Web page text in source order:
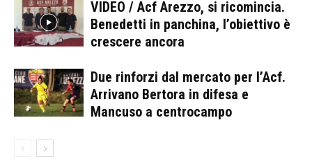
VIDEO / Acf Arezzo, si ricomincia.
Benedetti in panchina, l’obiettivo è
crescere ancora
Due rinforzi dal mercato per l’Acf.
Arrivano Bertora in difesa e
Mancuso a centrocampo